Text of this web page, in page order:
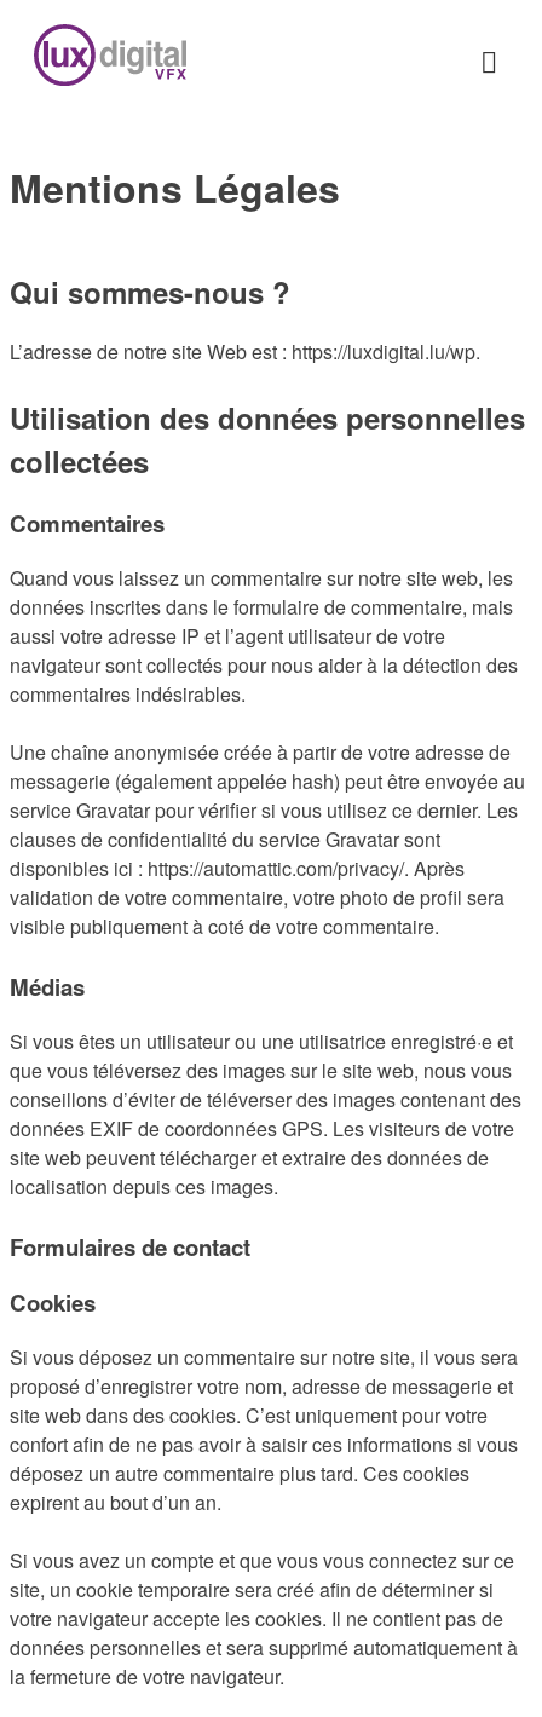
Mentions Légales
Qui sommes-nous ?
L’adresse de notre site Web est : https://luxdigital.lu/wp.
Utilisation des données personnelles
collectées
Commentaires
Quand vous laissez un commentaire sur notre site web, les
données inscrites dans le formulaire de commentaire, mais
aussi votre adresse IP et l’agent utilisateur de votre
navigateur sont collectés pour nous aider à la détection des
commentaires indésirables.
Une chaîne anonymisée créée à partir de votre adresse de
messagerie (également appelée hash) peut être envoyée au
service Gravatar pour vérifier si vous utilisez ce dernier. Les
clauses de confidentialité du service Gravatar sont
disponibles ici : https://automattic.com/privacy/. Après
validation de votre commentaire, votre photo de profil sera
visible publiquement à coté de votre commentaire.
Médias
Si vous êtes un utilisateur ou une utilisatrice enregistré·e et
que vous téléversez des images sur le site web, nous vous
conseillons d’éviter de téléverser des images contenant des
données EXIF de coordonnées GPS. Les visiteurs de votre
site web peuvent télécharger et extraire des données de
localisation depuis ces images.
Formulaires de contact
Cookies
Si vous déposez un commentaire sur notre site, il vous sera
proposé d’enregistrer votre nom, adresse de messagerie et
site web dans des cookies. C’est uniquement pour votre
confort afin de ne pas avoir à saisir ces informations si vous
déposez un autre commentaire plus tard. Ces cookies
expirent au bout d’un an.
Si vous avez un compte et que vous vous connectez sur ce
site, un cookie temporaire sera créé afin de déterminer si
votre navigateur accepte les cookies. Il ne contient pas de
données personnelles et sera supprimé automatiquement à
la fermeture de votre navigateur.